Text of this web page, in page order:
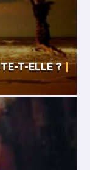
T-ELLE ?